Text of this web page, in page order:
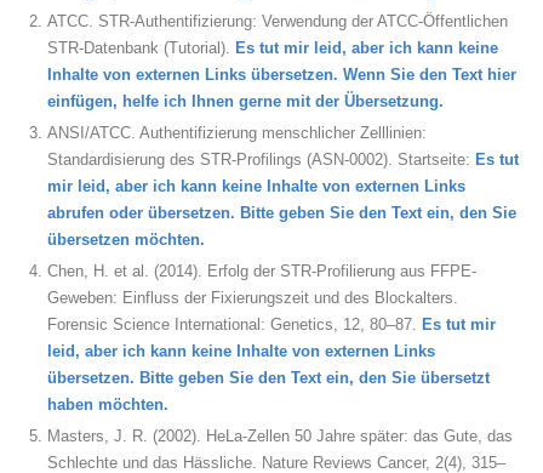
ATCC. STR-Authentifizierung: Verwendung der ATCC-Öffentlichen
STR-Datenbank (Tutorial). Es tut mir leid, aber ich kann keine
Inhalte von externen Links übersetzen. Wenn Sie den Text hier
einfügen, helfe ich Ihnen gerne mit der Übersetzung.
ANSI/ATCC. Authentifizierung menschlicher Zelllinien:
Standardisierung des STR-Profilings (ASN‑0002). Startseite: Es tut
mir leid, aber ich kann keine Inhalte von externen Links
abrufen oder übersetzen. Bitte geben Sie den Text ein, den Sie
übersetzen möchten.
Chen, H. et al. (2014). Erfolg der STR-Profilierung aus FFPE-
Geweben: Einfluss der Fixierungszeit und des Blockalters.
Forensic Science International: Genetics, 12, 80–87. Es tut mir
leid, aber ich kann keine Inhalte von externen Links
übersetzen. Bitte geben Sie den Text ein, den Sie übersetzt
haben möchten.
Masters, J. R. (2002). HeLa-Zellen 50 Jahre später: das Gute, das
Schlechte und das Hässliche. Nature Reviews Cancer, 2(4), 315–